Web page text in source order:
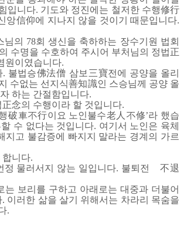
입니다. 기도와 정진에는 철저한 수행修行
앙信仰에 지나지 않을 것이기 때문입니다.
의 78회 생신을 축하하는 장수기원 법회
수명을 수호하여 주시어 부처님의 정법正
원이였습니다.
불법승佛法僧 삼보三寶전에 공양을 올리
수없는 선지식善知識인 스승님께 공양 올
하는 간절함입니다.
念의 수행이라 할 것입니다.
破車不行이요 노인불수老人不修’라 했습
수 없다는 것입니다. 여기서 노인은 육체
고 불감증에 빠지지 말라는 경계의 가르
합니다.
정 물러서지 않는 일입니다. 불퇴전 不退
보리를 구하고 아래로는 대중과 더불어
이러한 삶을 살기 위해서는 차라리 목숨을
.